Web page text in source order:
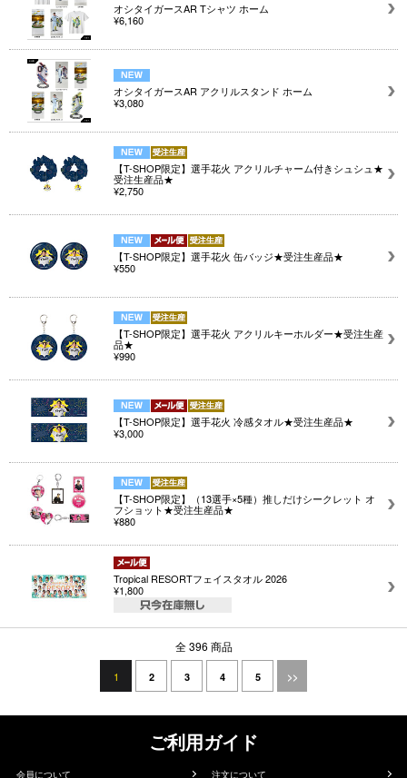
オシタイガースAR Tシャツ ホーム
¥6,160
オシタイガースAR アクリルスタンド ホーム
¥3,080
【T-SHOP限定】選手花火 アクリルチャーム付きシュシュ★
受注生産品★
¥2,750
【T-SHOP限定】選手花火 缶バッジ★受注生産品★
¥550
【T-SHOP限定】選手花火 アクリルキーホルダー★受注生産
品★
¥990
【T-SHOP限定】選手花火 冷感タオル★受注生産品★
¥3,000
【T-SHOP限定】（13選手×5種）推しだけシークレット オ
フショット★受注生産品★
¥880
Tropical RESORTフェイスタオル 2026
¥1,800
全 396 商品
1 2 3 4 5 >>
ご利用ガイド
会員について 注文について